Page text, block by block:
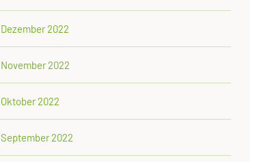
Dezember 2022
November 2022
Oktober 2022
September 2022